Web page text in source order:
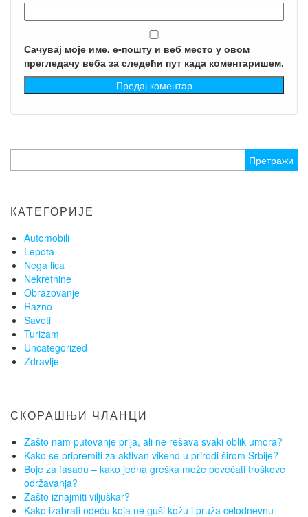
Сачувај моје име, е-пошту и веб место у овом
прегледачу веба за следећи пут када коментаришем.
за:
КАТЕГОРИЈЕ
Automobili
Lepota
Nega lica
Nekretnine
Obrazovanje
Razno
Saveti
Turizam
Uncategorized
Zdravlje
СКОРАШЊИ ЧЛАНЦИ
Zašto nam putovanje prija, ali ne rešava svaki oblik umora?
Kako se pripremiti za aktivan vikend u prirodi širom Srbije?
Boje za fasadu – kako jedna greška može povećati troškove
održavanja?
Zašto iznajmiti viljuškar?
Kako izabrati odeću koja ne guši kožu i pruža celodnevnu